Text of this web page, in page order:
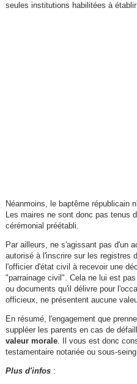
seules institutions habilitées à
Néanmoins, le baptême républicain
Les maires ne sont donc pas tenus
cérémonial préétabli.
Par ailleurs, ne s'agissant pas d'un
autorisé à l'inscrire sur les registres
l'officier d'état civil à recevoir une
"parrainage civil". Cela ne lui est
ou documents qu'il délivre pour
officieux, ne présentent aucune
En résumé, l'engagement que
suppléer les parents en cas de
valeur morale. Il vous est donc
testamentaire notariée ou sous-
Plus d'infos: